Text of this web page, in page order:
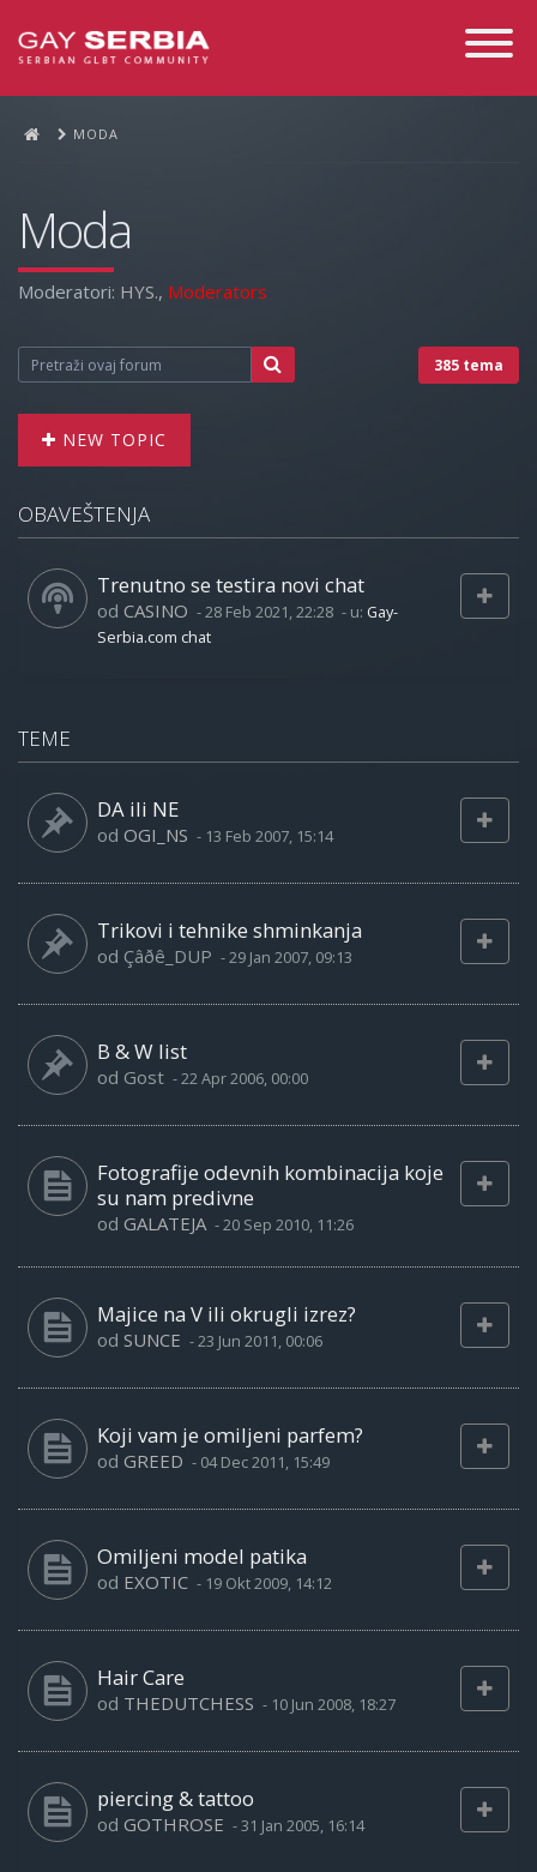
Toggle
MODA
Moda
Moderatori: HYS., Moderators
385 tema
NEW TOPIC
OBAVEŠTENJA
Trenutno se testira novi chat
od CASINO -28 Feb 2021, 22:28 - u: Gay-
Serbia.com chat
TEME
DA ili NE
od OGI_NS - 13 Feb 2007, 15:14
Trikovi i tehnike shminkanja
od Çâðê_DUP -29 Jan 2007, 09:13
B & W list
od Gost -22 Apr 2006, 00:00
Fotografije odevnih kombinacija koje
su nam predivne
od GALATEJA -20 Sep 2010, 11:26
Majice na V ili okrugli izrez?
od SUNCE -23 Jun 2011, 00:06
Koji vam je omiljeni parfem?
od GREED - 04 Dec 2011, 15:49
Omiljeni model patika
od EXOTIC - 19 Okt 2009, 14:12
Hair Care
od THEDUTCHESS - 10 Jun 2008, 18:27
piercing & tattoo
od GOTHROSE -31 Jan 2005, 16:14